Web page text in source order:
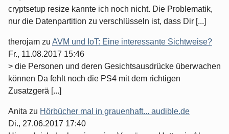
cryptsetup resize kannte ich noch nicht. Die Problematik,
nur die Datenpartition zu verschlüsseln ist, dass Dir [...]
therojam zu AVM und IoT: Eine interessante Sichtweise?
Fr., 11.08.2017 15:46
> die Personen und deren Gesichtsausdrücke überwachen
können Da fehlt noch die PS4 mit dem richtigen
Zusatzgerä [...]
Anita zu Hörbücher mal in grauenhaft... audible.de
Di., 27.06.2017 17:40